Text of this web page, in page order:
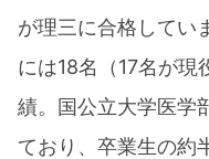
が理三に合格してい
には18名（17名が現
績。国公立大学医学
ており、卒業生の約